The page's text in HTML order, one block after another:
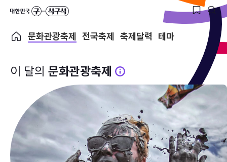
문화관광축제 전국축제 축제달력 테마
이 달의 문화관광축제